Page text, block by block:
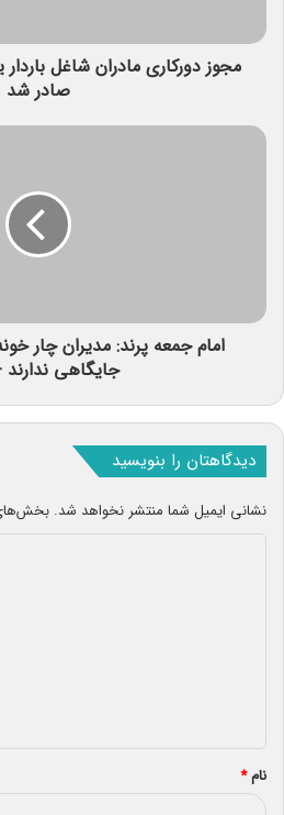
صادر شد
امام جمعه پرند: مدیران چار
جایگاهی ندارند
دیدگاهتان را بنویسید
نشانی ایمیل شما منتشر نخواهد شد. بخش‌های
*
نام*